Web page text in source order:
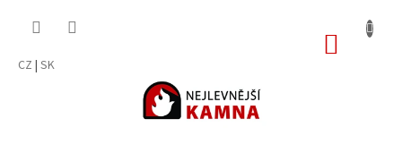
CZ | SK